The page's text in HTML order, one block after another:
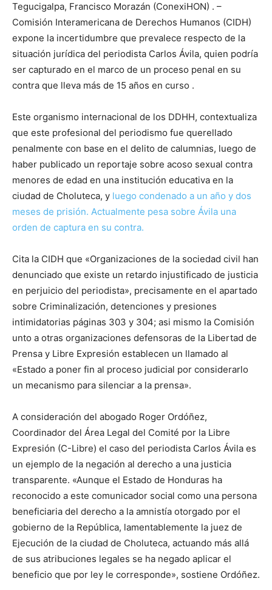
Tegucigalpa, Francisco Morazán (ConexiHON) . –
Comisión Interamericana de Derechos Humanos (CIDH)
expone la incertidumbre que prevalece respecto de la
situación jurídica del periodista Carlos Ávila, quien podría
ser capturado en el marco de un proceso penal en su
contra que lleva más de 15 años en curso .
Este organismo internacional de los DDHH, contextualiza
que este profesional del periodismo fue querellado
penalmente con base en el delito de calumnias, luego de
haber publicado un reportaje sobre acoso sexual contra
menores de edad en una institución educativa en la
ciudad de Choluteca, y luego condenado a un año y dos
meses de prisión. Actualmente pesa sobre Ávila una
orden de captura en su contra.
Cita la CIDH que «Organizaciones de la sociedad civil han
denunciado que existe un retardo injustificado de justicia
en perjuicio del periodista», precisamente en el apartado
sobre Criminalización, detenciones y presiones
intimidatorias páginas 303 y 304; asi mismo la Comisión
unto a otras organizaciones defensoras de la Libertad de
Prensa y Libre Expresión establecen un llamado al
«Estado a poner fin al proceso judicial por considerarlo
un mecanismo para silenciar a la prensa».
A consideración del abogado Roger Ordóñez,
Coordinador del Área Legal del Comité por la Libre
Expresión (C-Libre) el caso del periodista Carlos Ávila es
un ejemplo de la negación al derecho a una justicia
transparente. «Aunque el Estado de Honduras ha
reconocido a este comunicador social como una persona
beneficiaria del derecho a la amnistía otorgado por el
gobierno de la República, lamentablemente la juez de
Ejecución de la ciudad de Choluteca, actuando más allá
de sus atribuciones legales se ha negado aplicar el
beneficio que por ley le corresponde», sostiene Ordóñez.